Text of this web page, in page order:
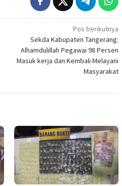
Pos berikutnya
Sekda Kabupaten Tangerang:
Alhamdulillah Pegawai 98 Persen
Masuk kerja dan Kembali Melayani
Masyarakat